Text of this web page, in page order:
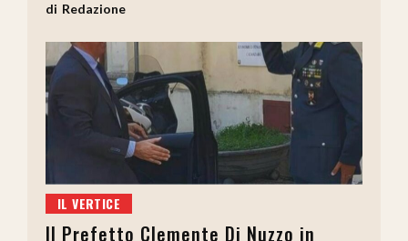
Redazione
IL VERTICE
Il Prefetto Clemente Di Nuzzo in